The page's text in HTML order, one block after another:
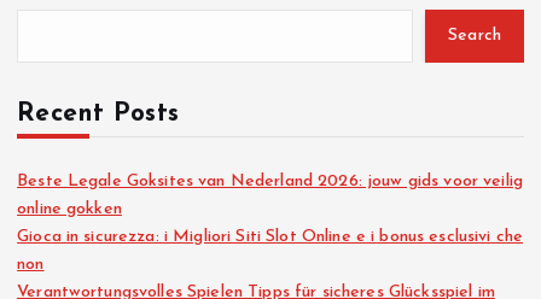
Search
Recent Posts
Beste Legale Goksites van Nederland 2026: jouw gids voor veilig
online gokken
Gioca in sicurezza: i Migliori Siti Slot Online e i bonus esclusivi che
non
Verantwortungsvolles Spielen Tipps für sicheres Glücksspiel im